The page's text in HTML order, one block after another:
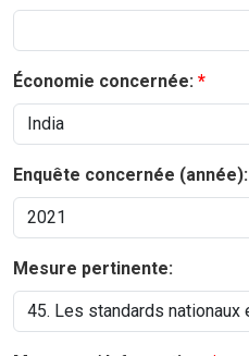
Économie concernée:
Enquête concernée (année):
Mesure pertinente: